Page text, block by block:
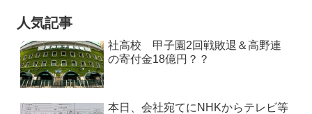
人気記事
社高校 甲子園2回戦敗退＆高野連
の寄付金18億円？？
本日、会社宛てにNHKからテレビ等